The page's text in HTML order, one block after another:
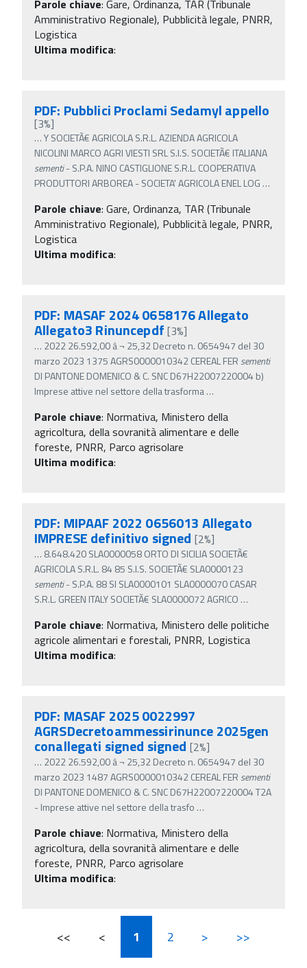
Parole chiave: Gare, Ordinanza, TAR (Tribunale
Amministrativo Regionale), Pubblicità legale, PNRR,
Logistica
Ultima modifica:
PDF: Pubblici Proclami Sedamyl appello
[3%]
…Y SOCIETÃ€ AGRICOLA S.R.L. AZIENDA AGRICOLA
NICOLINI MARCO AGRI VIESTI SRL S.I.S. SOCIETÃ€ ITALIANA
sementi- S.P.A. NINO CASTIGLIONE S.R.L. COOPERATIVA
PRODUTTORI ARBOREA - SOCIETA' AGRICOLA ENEL LOG …
Parole chiave: Gare, Ordinanza, TAR (Tribunale
Amministrativo Regionale), Pubblicità legale, PNRR,
Logistica
Ultima modifica:
PDF: MASAF 2024 0658176 Allegato
Allegato3 Rinuncepdf [3%]
… 2022 26.592,00 â‚¬ 25,32 Decreto n. 0654947 del 30
marzo 2023 1375 AGRS0000010342 CEREAL FER sementi
DI PANTONE DOMENICO & C. SNC D67H22007220004 b)
Imprese attive nel settore della trasforma…
Parole chiave: Normativa, Ministero della
agricoltura, della sovranità alimentare e delle
foreste, PNRR, Parco agrisolare
Ultima modifica:
PDF: MIPAAF 2022 0656013 Allegato
IMPRESE definitivo signed [2%]
… 8.648.420 SLA0000058 ORTO DI SICILIA SOCIETÃ€
AGRICOLA S.R.L. 84 85 S.I.S. SOCIETÃ€ SLA0000123
sementi- S.P.A. 88 SI SLA0000101 SLA0000070 CASAR
S.R.L. GREEN ITALY SOCIETÃ€ SLA0000072 AGRICO …
Parole chiave: Normativa, Ministero delle politiche
agricole alimentari e forestali, PNRR, Logistica
Ultima modifica:
PDF: MASAF 2025 0022997
AGRSDecretoammessirinunce 2025gen
conallegati signed signed [2%]
… 2022 26.592,00 â‚¬ 25,32 Decreto n. 0654947 del 30
marzo 2023 1487 AGRS0000010342 CEREAL FER sementi
DI PANTONE DOMENICO & C. SNC D67H22007220004 T2A
- Imprese attive nel settore della trasfo …
Parole chiave: Normativa, Ministero della
agricoltura, della sovranità alimentare e delle
foreste, PNRR, Parco agrisolare
Ultima modifica:
<< < 1 2 > >>